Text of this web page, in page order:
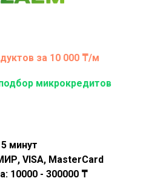
за 10 000 ₸/м
микрокредитов
5 минут
VISA, MasterCard
10000 - 300000 ₸